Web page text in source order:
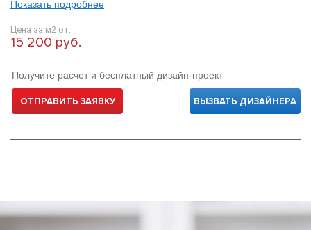
Показать подробнее
Цена за м2 от:
15 200 руб.
Получите расчет и бесплатный дизайн-проект
ОТПРАВИТЬ ЗАЯВКУ ВЫЗВАТЬ ДИЗАЙНЕРА